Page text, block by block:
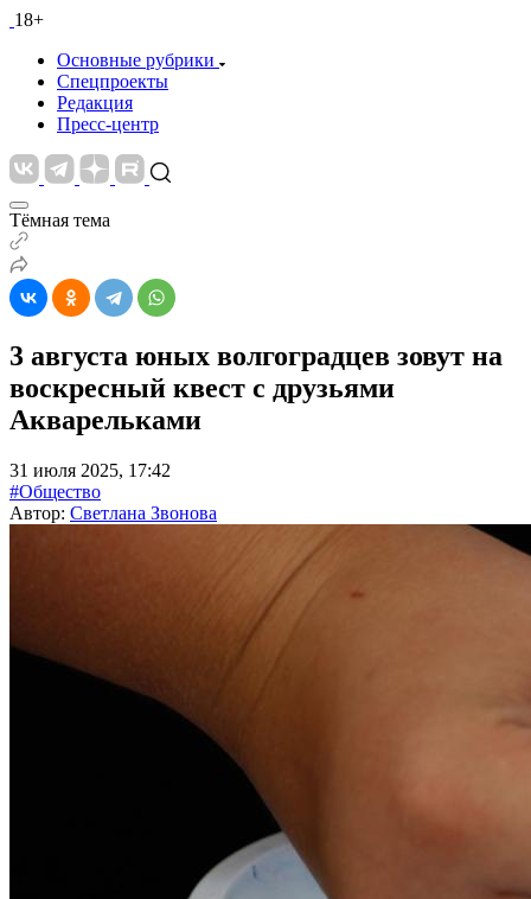
18+
Основные рубрики
Спецпроекты
Редакция
Пресс-центр
Тёмная тема
3 августа юных волгоградцев зовут на
воскресный квест с друзьями
Акварельками
31 июля 2025, 17:42
#Общество
Автор: Светлана Звонова